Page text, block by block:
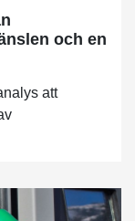
och en
att